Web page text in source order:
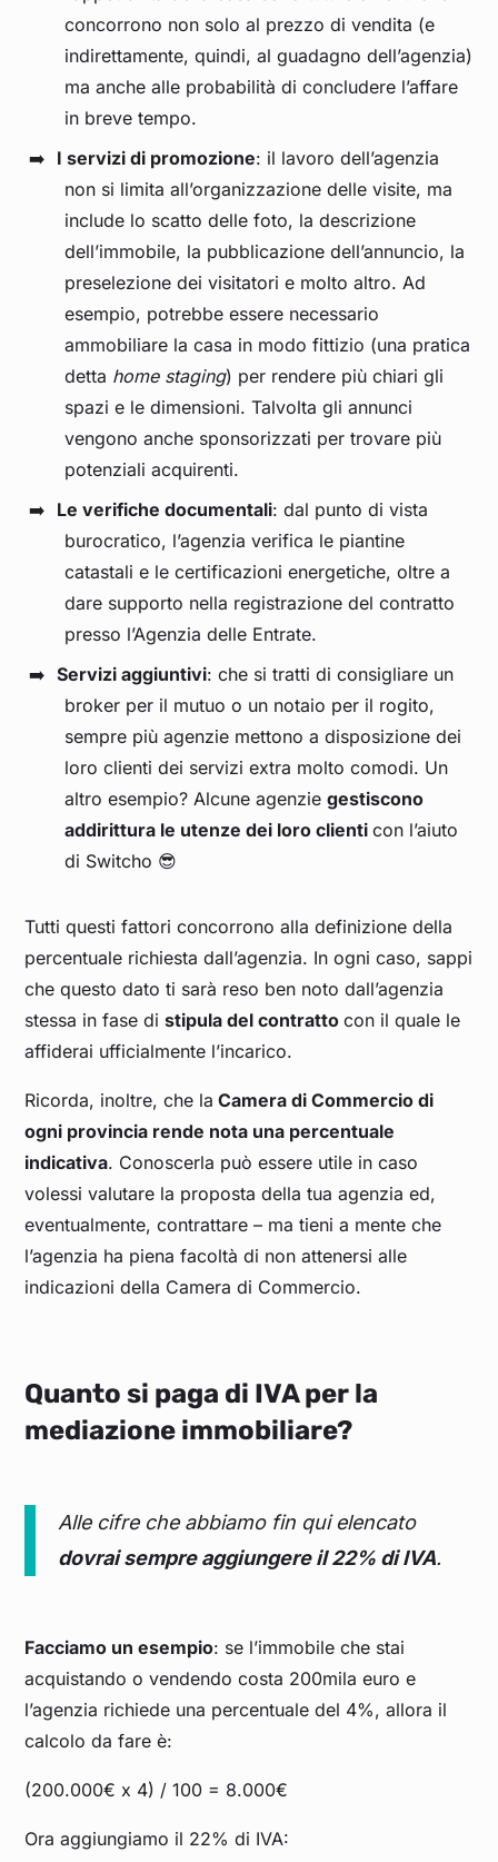
concorrono non solo al prezzo di vendita (e
indirettamente, quindi, al guadagno dell’agenzia)
ma anche alle probabilità di concludere l’affare
in breve tempo.
I servizi di promozione: il lavoro dell’agenzia
non si limita all’organizzazione delle visite, ma
include lo scatto delle foto, la descrizione
dell’immobile, la pubblicazione dell’annuncio, la
preselezione dei visitatori e molto altro. Ad
esempio, potrebbe essere necessario
ammobiliare la casa in modo fittizio (una pratica
detta home staging) per rendere più chiari gli
spazi e le dimensioni. Talvolta gli annunci
vengono anche sponsorizzati per trovare più
potenziali acquirenti.
Le verifiche documentali: dal punto di vista
burocratico, l’agenzia verifica le piantine
catastali e le certificazioni energetiche, oltre a
dare supporto nella registrazione del contratto
presso l’Agenzia delle Entrate.
Servizi aggiuntivi: che si tratti di consigliare un
broker per il mutuo o un notaio per il rogito,
sempre più agenzie mettono a disposizione dei
loro clienti dei servizi extra molto comodi. Un
altro esempio? Alcune agenziegestiscono
addirittura le utenze dei loro clienticon l’aiuto
di Switcho 😎
Tutti questi fattori concorrono alla definizione della
percentuale richiesta dall’agenzia. In ogni caso, sappi
che questo dato ti sarà reso ben noto dall’agenzia
stessa in fase distipula del contrattocon il quale le
affiderai ufficialmente l’incarico.
Ricorda, inoltre, che la Camera di Commercio di
ogni provincia rende nota una percentuale
indicativa. Conoscerla può essere utile in caso
volessi valutare la proposta della tua agenzia ed,
eventualmente, contrattare – ma tieni a mente che
l’agenzia ha piena facoltà di non attenersi alle
indicazioni della Camera di Commercio.
Quanto si paga di IVA per la
mediazione immobiliare?
Alle cifre che abbiamo fin qui elencato
dovrai sempre aggiungere il 22% di IVA.
Facciamo un esempio: se l’immobile che stai
acquistando o vendendo costa 200mila euro e
l’agenzia richiede una percentuale del 4%, allora il
calcolo da fare è:
(200.000€ x 4) / 100 = 8.000€
Ora aggiungiamo il 22% di IVA: